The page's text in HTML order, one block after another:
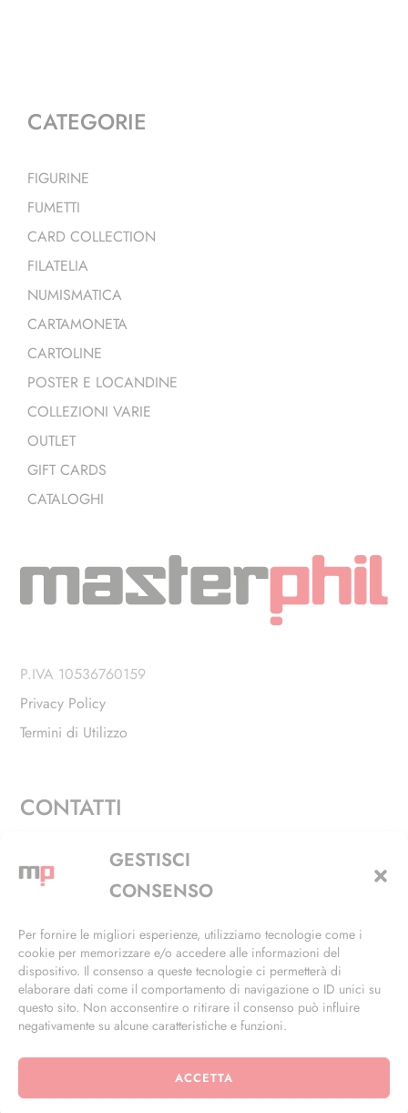
GESTISCI
CONSENSO
Per fornire le migliori esperienze, utilizziamo tecnologie come i
cookie per memorizzare e/o accedere alle informazioni del
dispositivo. Il consenso a queste tecnologie ci permetterà di
elaborare dati come il comportamento di navigazione o ID unici su
questo sito. Non acconsentire o ritirare il consenso può influire
negativamente su alcune caratteristiche e funzioni.
ACCETTA
CATEGORIE
FIGURINE
FUMETTI
CARD COLLECTION
FILATELIA
NUMISMATICA
CARTAMONETA
CARTOLINE
POSTER E LOCANDINE
COLLEZIONI VARIE
OUTLET
GIFT CARDS
CATALOGHI
P.IVA 10536760159
Privacy Policy
Termini di Utilizzo
CONTATTI
Via Alfieri, 27 - Trezzano Sul Naviglio (MI)
+39 02 4846 3155
info@masterphil.it